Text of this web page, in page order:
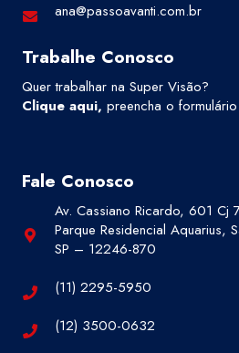
ana@passoavanti.com.br
Trabalhe Conosco
Quer trabalhar na Super Visão?
Clique aqui, preencha o
Fale Conosco
Av. Cassiano Ricardo, 601 Cj
Parque Residencial Aquarius,
SP – 12246-870
(11) 2295-5950
(12) 3500-0632